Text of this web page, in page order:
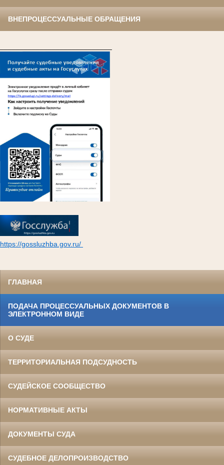
ВНЕПРОЦЕССУАЛЬНЫЕ ОБРАЩЕНИЯ
https://gossluzhba.gov.ru/
ГЛАВНАЯ
ПОДАЧА ПРОЦЕССУАЛЬНЫХ ДОКУМЕНТОВ В
ЭЛЕКТРОННОМ ВИДЕ
О СУДЕ
ТЕРРИТОРИАЛЬНАЯ ПОДСУДНОСТЬ
СУДЕЙСКОЕ СООБЩЕСТВО
НОРМАТИВНЫЕ АКТЫ
ДОКУМЕНТЫ СУДА
СУДЕБНОЕ ДЕЛОПРОИЗВОДСТВО